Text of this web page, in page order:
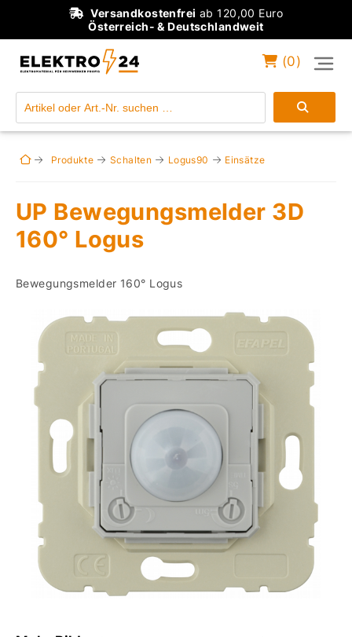
Versandkostenfrei ab 120,00 Euro
Österreich- & Deutschlandweit
Einloggen
(0)
Produkte Schalten Logus90 Einsätze
UP Bewegungsmelder 3D
160° Logus
Bewegungsmelder 160° Logus